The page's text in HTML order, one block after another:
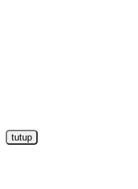
tutup